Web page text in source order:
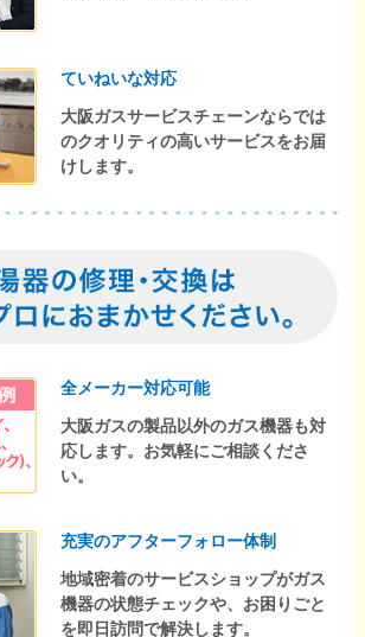
ていねいな対応
大阪ガスサービスチェーンならでは
のクオリティの高いサービスをお届
けします。
全メーカー対応可能
大阪ガスの製品以外のガス機器も対
応します。お気軽にご相談くださ
い。
充実のアフターフォロー体制
地域密着のサービスショップがガス
機器の状態チェックや、お困りごと
を即日訪問で解決します。